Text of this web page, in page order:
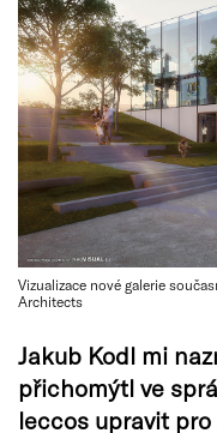
Vizualizace nové galerie
Architects
Jakub Kodl mi
přichomýtl ve
leccos upravit